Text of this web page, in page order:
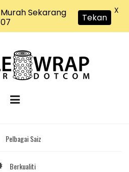
Pelbagai Saiz
Berkualiti
Sekarang
Tekan
X